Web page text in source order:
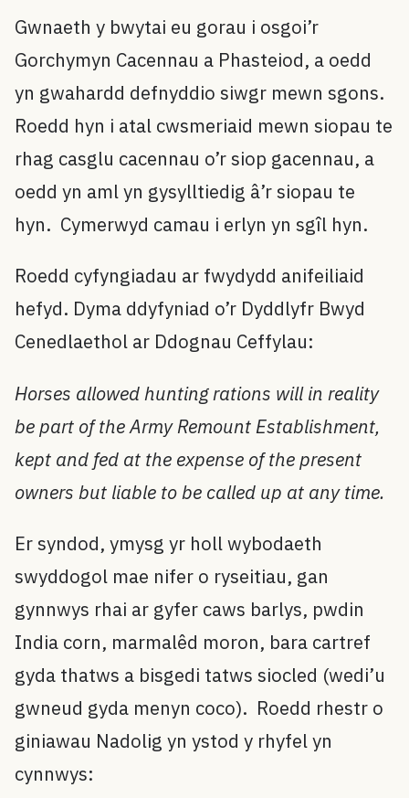
Gwnaeth y bwytai eu gorau i osgoi’r
Gorchymyn Cacennau a Phasteiod, a oedd
yn gwahardd defnyddio siwgr mewn sgons.
Roedd hyn i atal cwsmeriaid mewn siopau te
rhag casglu cacennau o’r siop gacennau, a
oedd yn aml yn gysylltiedig â’r siopau te
hyn. Cymerwyd camau i erlyn yn sgîl hyn.
Roedd cyfyngiadau ar fwydydd anifeiliaid
hefyd. Dyma ddyfyniad o’r Dyddlyfr Bwyd
Cenedlaethol ar Ddognau Ceffylau:
Horses allowed hunting rations will in reality
be part of the Army Remount Establishment,
kept and fed at the expense of the present
owners but liable to be called up at any time.
Er syndod, ymysg yr holl wybodaeth
swyddogol mae nifer o ryseitiau, gan
gynnwys rhai ar gyfer caws barlys, pwdin
India corn, marmalêd moron, bara cartref
gyda thatws a bisgedi tatws siocled (wedi’u
gwneud gyda menyn coco). Roedd rhestr o
giniawau Nadolig yn ystod y rhyfel yn
cynnwys: